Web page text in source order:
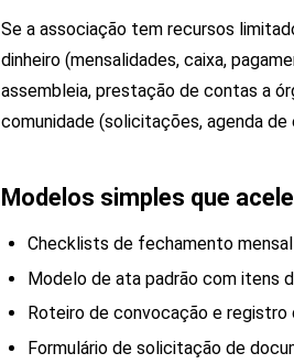
Se a associação tem recursos
dinheiro (mensalidades, caixa,
assembleia, prestação de contas a
comunidade (solicitações, agenda
Modelos simples que
Checklists de fechamento mensal
Modelo de ata padrão com itens
Roteiro de convocação e
Formulário de solicitação de